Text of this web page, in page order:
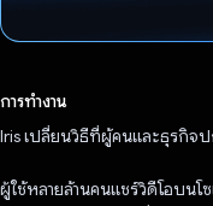
การทำงาน
Iris เปลี่ยนวิธีที่ผู้คนและธุรกิจ
ผู้ใช้หลายล้านคนแชร์วิดีโอบน